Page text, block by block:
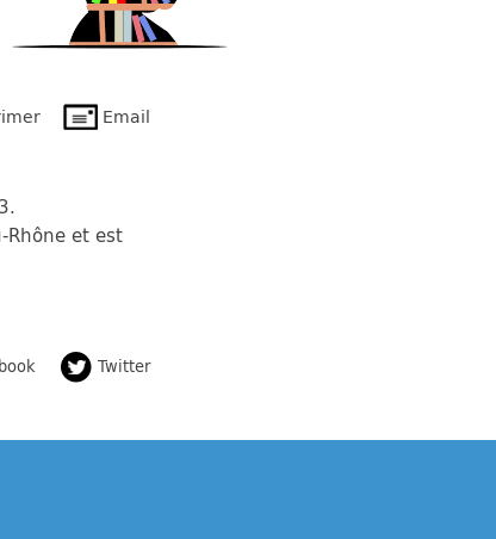
Email
Rhône et est
Twitter